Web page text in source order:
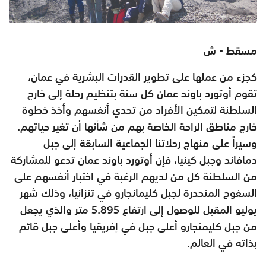
مسقط - ش
كجزء من عملها على تطوير القدرات البشرية في عمان،
تقوم أوتورد باوند عمان كل سنة بتنظيم رحلة إلى خارج
السلطنة لتمكين الأفراد من تحدي أنفسهم وأخذ خطوة
خارج مناطق الراحة الخاصة بهم من شأنها أن تغير حياتهم.
وسيراً على منهاج رحلاتنا الجماعية السابقة إلى جبل
دمافاند وجبل كينيا، فإن أوتورد باوند عمان تدعو للمشاركة
من السلطنة كل من لديهم الرغبة في اختبار أنفسهم على
السفوح المنحدرة لجبل كليمانجارو في تنزانيا، وذلك شهر
يوليو المقبل للوصول إلى ارتفاع 5.895 متر والذي يجعل
من جبل كليمنجارو أعلى جبل في إفريقيا وأعلى جبل قائم
بذاته في العالم.